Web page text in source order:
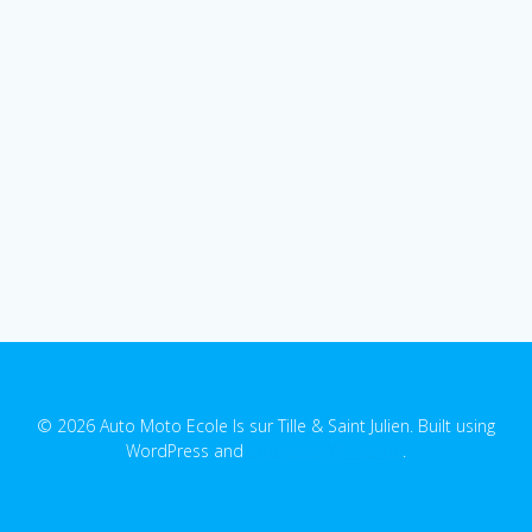
© 2026 Auto Moto Ecole Is sur Tille & Saint Julien. Built using
WordPress and
.